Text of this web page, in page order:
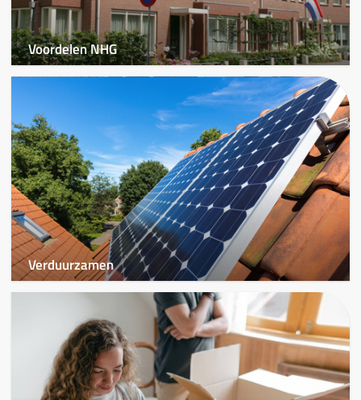
Voordelen NHG
Verduurzamen